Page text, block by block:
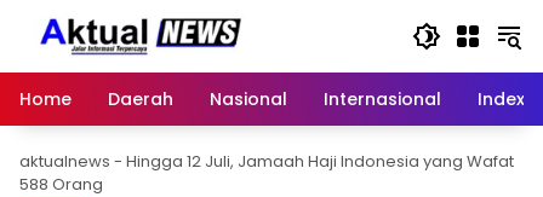
Home
Daerah Nasional Internasional Index
aktualnews - Hingga 12 Juli, Jamaah Haji Indonesia yang Wafat
588 Orang